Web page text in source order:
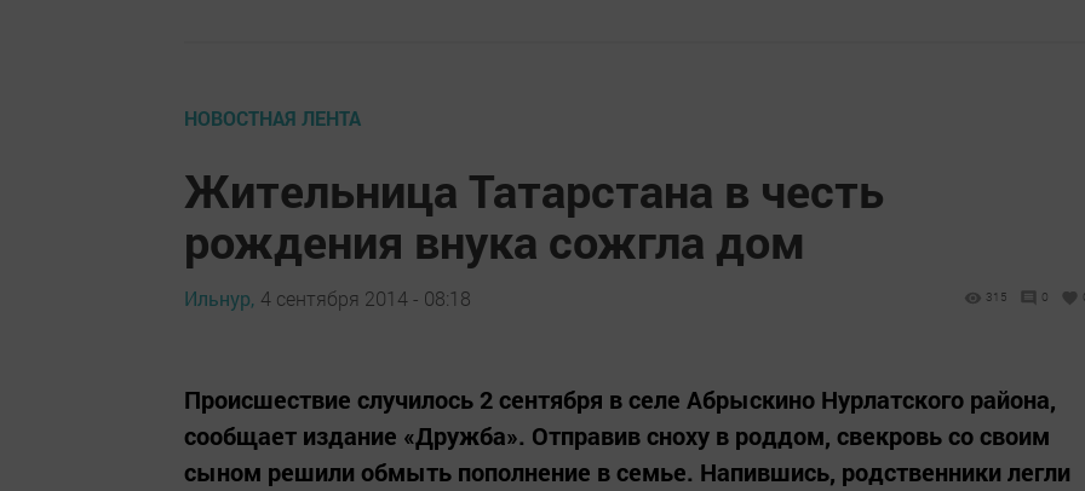
НОВОСТНАЯ ЛЕНТА
Жительница Татарстана в честь
рождения внука сожгла дом
Ильнур, 4 сентября 2014 - 08:18 315 0
Происшествие случилось 2 сентября в селе Абрыскино Нурлатского района,
сообщает издание «Дружба». Отправив сноху в роддом, свекровь со своим
сыном решили обмыть пополнение в семье. Напившись, родственники легли